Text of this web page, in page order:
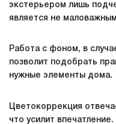
экстерьером лишь
является не
Работа с фоном, в
позволит подобрать
нужные элементы дома.
Цветокоррекция
что усилит впечатление.